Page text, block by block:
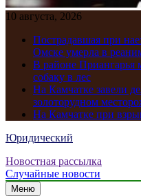
10 августа, 2026
Пострадавшая при
Омске умерла в
В районе Приангарья
собаку в лес
На Камчатке завели
золоторудном
На Камчатке при
Юридический
Новостная рассылка
Случайные новости
Меню